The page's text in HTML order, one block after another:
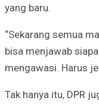
yang baru.
“Sekarang semua
bisa menjawab
mengawasi. Harus
Tak hanya itu, DPR